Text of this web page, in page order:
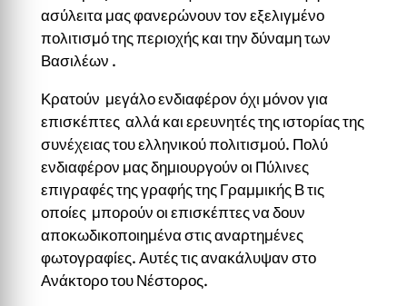
ασύλειτα μας φανερώνουν τον εξελιγμένο
πολιτισμό της περιοχής και την δύναμη των
Βασιλέων .
Κρατούν μεγάλο ενδιαφέρον όχι μόνον για
επισκέπτες αλλά και ερευνητές της ιστορίας της
συνέχειας του ελληνικού πολιτισμού. Πολύ
ενδιαφέρον μας δημιουργούν οι Πύλινες
επιγραφές της γραφής της Γραμμικής Β τις
οποίες μπορούν οι επισκέπτες να δουν
αποκωδικοποιημένα στις αναρτημένες
φωτογραφίες. Αυτές τις ανακάλυψαν στο
Ανάκτορο του Νέστορος.